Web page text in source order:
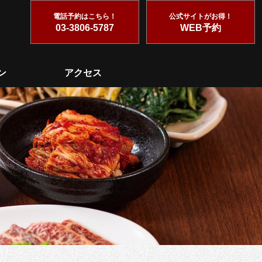
電話予約はこちら！
03-3806-5787
公式サイトがお得！
WEB予約
アクセス